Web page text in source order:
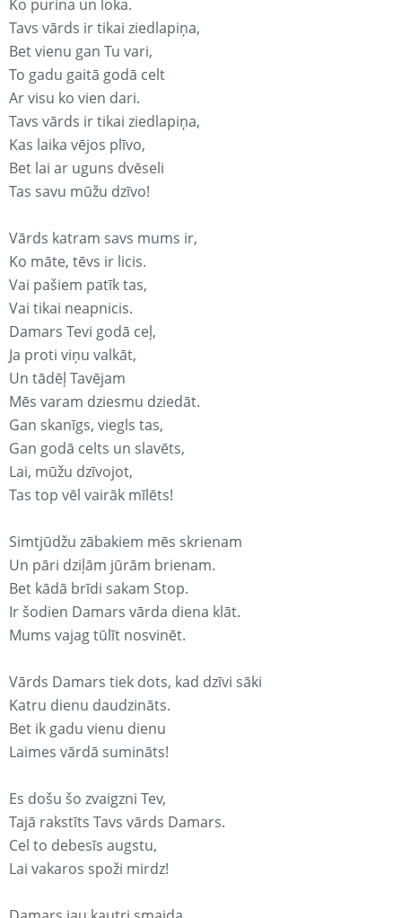
Ko purina un loka.
Tavs vārds ir tikai ziedlapiņa,
Bet vienu gan Tu vari,
To gadu gaitā godā celt
Ar visu ko vien dari.
Tavs vārds ir tikai ziedlapiņa,
Kas laika vējos plīvo,
Bet lai ar uguns dvēseli
Tas savu mūžu dzīvo!
Vārds katram savs mums ir,
Ko māte, tēvs ir licis.
Vai pašiem patīk tas,
Vai tikai neapnicis.
Damars Tevi godā ceļ,
Ja proti viņu valkāt,
Un tādēļ Tavējam
Mēs varam dziesmu dziedāt.
Gan skanīgs, viegls tas,
Gan godā celts un slavēts,
Lai, mūžu dzīvojot,
Tas top vēl vairāk mīlēts!
Simtjūdžu zābakiem mēs skrienam
Un pāri dziļām jūrām brienam.
Bet kādā brīdi sakam Stop.
Ir šodien Damars vārda diena klāt.
Mums vajag tūlīt nosvinēt.
Vārds Damars tiek dots, kad dzīvi sāki
Katru dienu daudzināts.
Bet ik gadu vienu dienu
Laimes vārdā sumināts!
Es došu šo zvaigzni Tev,
Tajā rakstīts Tavs vārds Damars.
Cel to debesīs augstu,
Lai vakaros spoži mirdz!